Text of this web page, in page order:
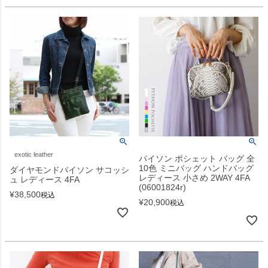
exotic leather
ダイヤモンドパイソン サコッシ
ュ レディース 4FA
¥38,500税込
パイソン ポシェット バッグ 全
10色 ミニバッグ ハンドバッグ
レディース 小さめ 2WAY 4FA
(06001824r)
¥20,900税込